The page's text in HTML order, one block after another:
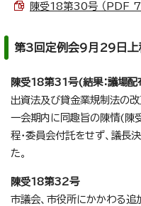
陳受18第30号 （PDF
第3回定例会9月29日上
陳受18第31号(結果：議場配
出資法及び貸金業規制法の
一会期内に同趣旨の陳情(陳
程・委員会付託をせず、議長
た。
陳受18第32号
市議会、市役所にかかわる